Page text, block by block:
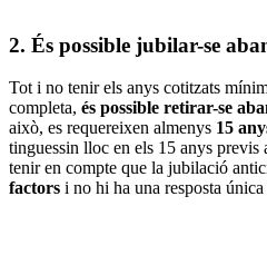
2. És possible jubilar-se
Tot i no tenir els anys cotitzats
completa, és possible retirar-se
això, es requereixen almenys 15
tinguessin lloc en els 15 anys previs
tenir en compte que la jubilació
factors i no hi ha una resposta